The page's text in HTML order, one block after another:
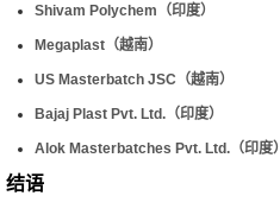
Shivam Polychem（印度）
Megaplast（越南）
US Masterbatch JSC（越南）
Bajaj Plast Pvt. Ltd.（印度）
Alok Masterbatches Pvt. Ltd.（印度）
结语